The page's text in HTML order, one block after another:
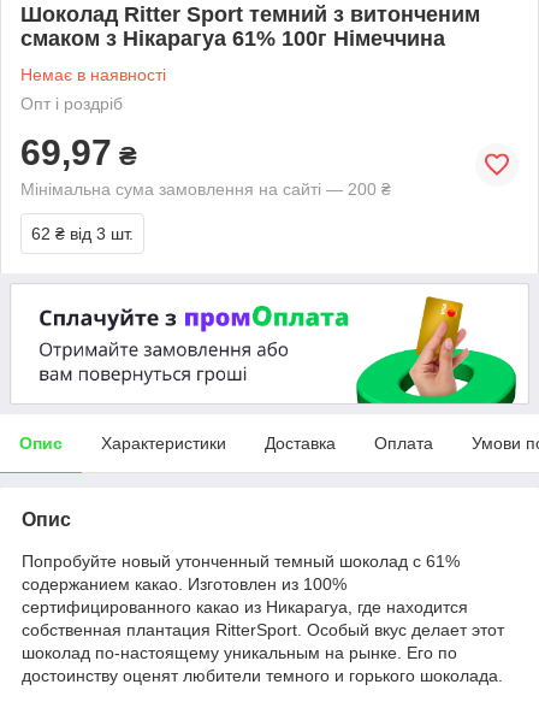
Шоколад Ritter Sport темний з витонченим
смаком з Нікарагуа 61% 100г Німеччина
Немає в наявності
Опт і роздріб
69,97 ₴
Мінімальна сума замовлення на сайті — 200 ₴
62 ₴ від 3 шт.
Опис Характеристики Доставка Оплата Умови
Опис
Попробуйте новый утонченный темный шоколад с 61%
содержанием какао. Изготовлен из 100%
сертифицированного какао из Никарагуа, где находится
собственная плантация RitterSport. Особый вкус делает этот
шоколад по-настоящему уникальным на рынке. Его по
достоинству оценят любители темного и горького шоколада.